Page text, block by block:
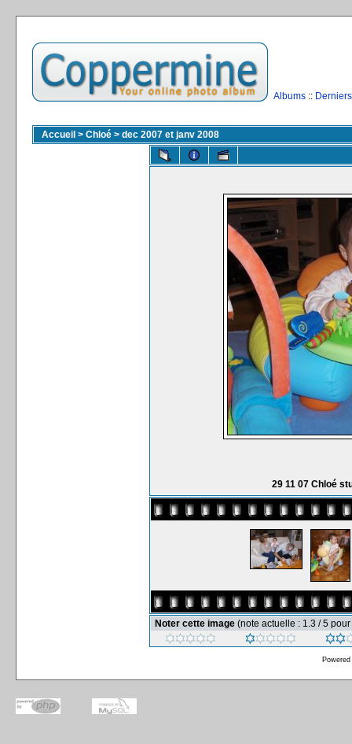
Albums::
Accueil > Chloé > dec 2007 et janv 2008
29 11 07 Chloé
Noter cette image (note actuelle : 1.3 / 5